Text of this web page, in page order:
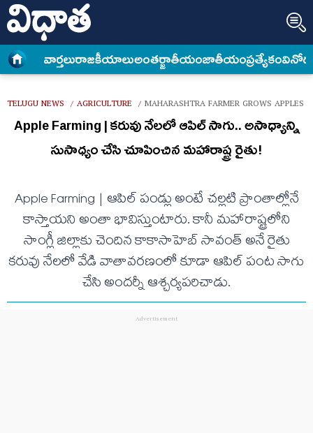
వార్త‌లురాజకీయాలుఅంత‌ర్జాతీయంజాతీయంప్రత్యేకం
TELUGU NEWS / AGRICULTURE / MAHARASHTRA FARMER GROWS APPLES
Apple Farming | కరువు నేలలో ఆపిల్ సాగు.. అసాధ్యాన్ని
సుసాధ్యం చేసి చూపించిన మహారాష్ట్ర రైతు!
Apple Farming | ఆపిల్ పండ్లు అంటే చల్లటి ప్రాంతాల్లోనే
కాస్తాయని అంతా భావిస్తుంటారు. కానీ మహారాష్ట్రలోని
సాంగ్లీ జిల్లాకు చెందిన కాకాసాహెబ్ సావంత్ అనే రైతు
కరువు నేలలో వేడి వాతావరణంలో కూడా ఆపిల్ పంట సాగు
చేసి అందర్నీ ఆశ్చర్యపరిచాడు.